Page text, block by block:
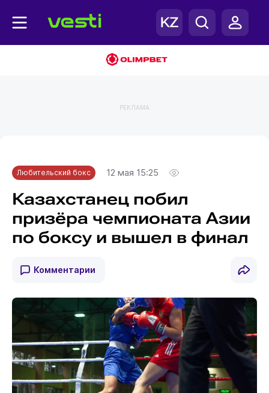
РЕКЛАМА
Любительский бокс 12 мая 15:25
Казахстанец побил
призёра чемпионата Азии
по боксу и вышел в финал
Комментарии